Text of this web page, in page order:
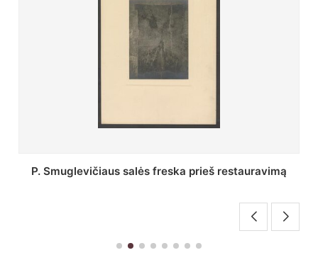
Stepono Batoro universiteto bibliotekos Profesorių